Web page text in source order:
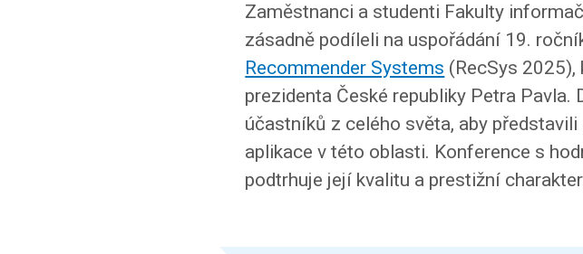
Zaměstnanci a studenti Fakulty
zásadně podíleli na uspořádání 19.
Recommender Systems (RecSys
prezidenta České republiky Petra
účastníků z celého světa, aby
aplikace v této oblasti. Konference s
podtrhuje její kvalitu a prestižní